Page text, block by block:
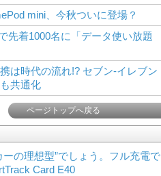
mini、今秋ついに登場？
先着1000名に「データ使い放題
は時代の流れ!? セブン-イレブン
共通化
ページトップへ戻る
の理想型”でしょう。フル充電で
Card E40